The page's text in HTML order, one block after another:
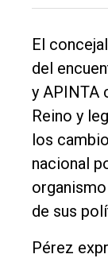
El
único
DIARIO
Balcarce
Inicio
El
del
y APINTA
Reino y
los
nacional
de sus
Pérez